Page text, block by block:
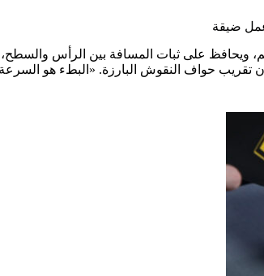
ضيقة
ويحافظ على ثبات المسافة بين الرأس
حواف النقوش البارزة. «البطء هو